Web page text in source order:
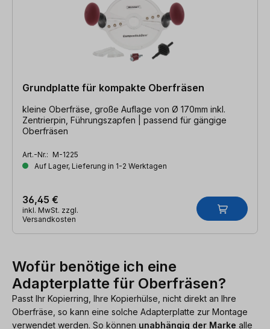
Grundplatte für kompakte Oberfräsen
kleine Oberfräse, große Auflage von Ø 170mm inkl.
Zentrierpin, Führungszapfen | passend für gängige
Oberfräsen
Art.-Nr.: M-1225
Auf Lager, Lieferung in 1-2 Werktagen
36,45 €
inkl. MwSt. zzgl.
Versandkosten
Wofür benötige ich eine
Adapterplatte für Oberfräsen?
Passt Ihr Kopierring, Ihre Kopierhülse, nicht direkt an Ihre
Oberfräse, so kann eine solche Adapterplatte zur Montage
verwendet werden. So können unabhängig der Marke alle